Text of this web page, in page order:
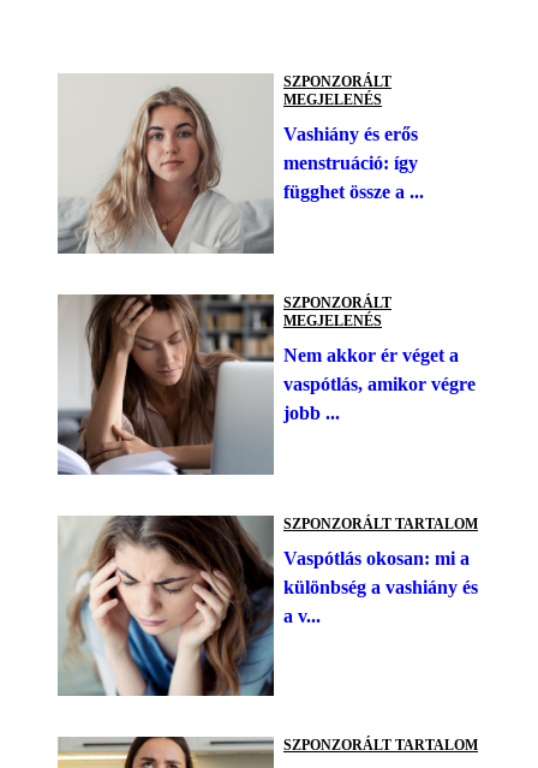
SZPONZORÁLT
MEGJELENÉS
Vashiány és erős
menstruáció: így
függhet össze a ...
SZPONZORÁLT
MEGJELENÉS
Nem akkor ér véget a
vaspótlás, amikor végre
jobb ...
SZPONZORÁLT TARTALOM
Vaspótlás okosan: mi a
különbség a vashiány és
a v...
SZPONZORÁLT TARTALOM